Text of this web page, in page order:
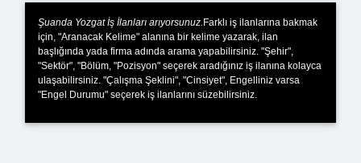
Şuanda Yozgat İş İlanları arıyorsunuz. Farklı iş ilanlarına bakmak
için, "Aranacak Kelime" alanına bir kelime yazarak, ilan
başlığında yada firma adında arama yapabilirsiniz. "Şehir",
"Sektör", "Bölüm, "Pozisyon" seçerek aradığınız iş ilanına kolayca
ulaşabilirsiniz. "Çalışma Şeklini", "Cinsiyet", Engelliniz varsa
"Engel Durumu" seçerek iş ilanlarını süzebilirsiniz.